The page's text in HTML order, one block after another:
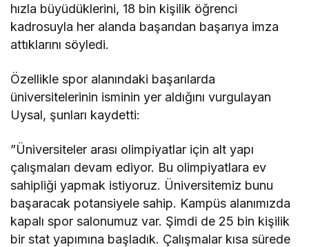
hızla büyüdüklerini, 18 bin kişilik öğrenci
kadrosuyla her alanda başarıdan başarıya imza
attıklarını söyledi.
Özellikle spor alanındaki başarılarda
üniversitelerinin isminin yer aldığını vurgulayan
Uysal, şunları kaydetti:
”Üniversiteler arası olimpiyatlar için alt yapı
çalışmaları devam ediyor. Bu olimpiyatlara ev
sahipliği yapmak istiyoruz. Üniversitemiz bunu
başaracak potansiyele sahip. Kampüs alanımızda
kapalı spor salonumuz var. Şimdi de 25 bin kişilik
bir stat yapımına başladık. Çalışmalar kısa sürede